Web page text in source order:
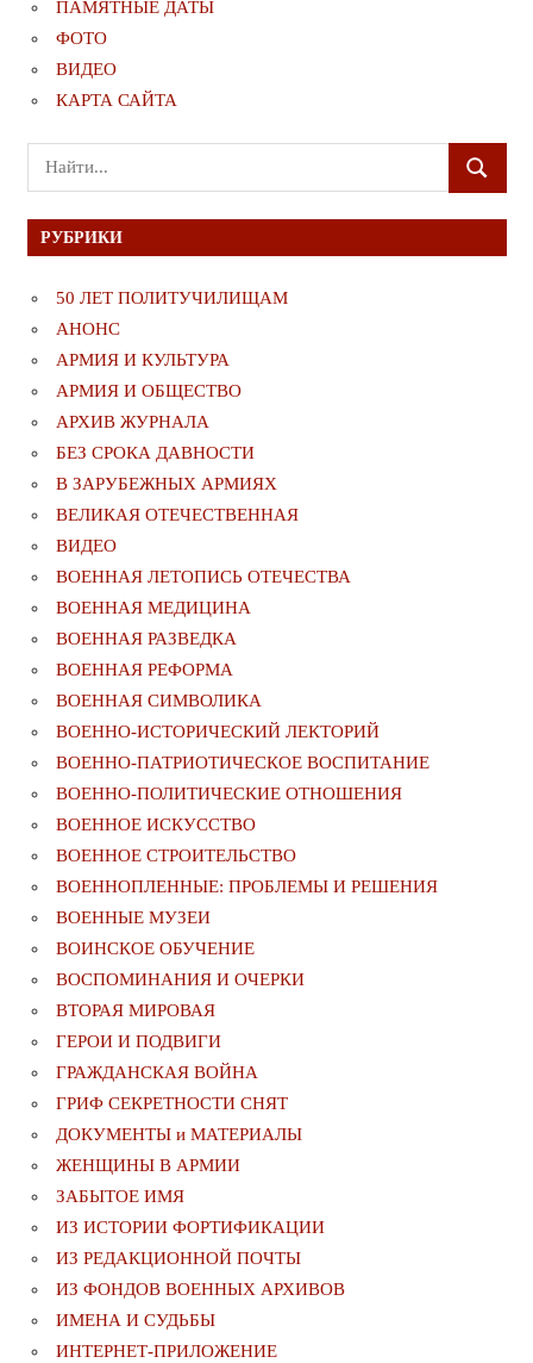
ПАМЯТНЫЕ ДАТЫ
ФОТО
ВИДЕО
КАРТА САЙТА
Поиск
для:
ПОИСК
РУБРИКИ
50 ЛЕТ ПОЛИТУЧИЛИЩАМ
АНОНС
АРМИЯ И КУЛЬТУРА
АРМИЯ И ОБЩЕСТВО
АРХИВ ЖУРНАЛА
БЕЗ СРОКА ДАВНОСТИ
В ЗАРУБЕЖНЫХ АРМИЯХ
ВЕЛИКАЯ ОТЕЧЕСТВЕННАЯ
ВИДЕО
ВОЕННАЯ ЛЕТОПИСЬ ОТЕЧЕСТВА
ВОЕННАЯ МЕДИЦИНА
ВОЕННАЯ РАЗВЕДКА
ВОЕННАЯ РЕФОРМА
ВОЕННАЯ СИМВОЛИКА
ВОЕННО-ИСТОРИЧЕСКИЙ ЛЕКТОРИЙ
ВОЕННО-ПАТРИОТИЧЕСКОЕ ВОСПИТАНИЕ
ВОЕННО-ПОЛИТИЧЕСКИE ОТНОШЕНИЯ
ВОЕННОЕ ИСКУССТВО
ВОЕННОЕ СТРОИТЕЛЬСТВО
ВОЕННОПЛЕННЫЕ: ПРОБЛЕМЫ И РЕШЕНИЯ
ВОЕННЫЕ МУЗЕИ
ВОИНСКОЕ ОБУЧЕНИЕ
ВОСПОМИНАНИЯ И ОЧЕРКИ
ВТОРАЯ МИРОВАЯ
ГЕРОИ И ПОДВИГИ
ГРАЖДАНСКАЯ ВОЙНА
ГРИФ СЕКРЕТНОСТИ СНЯТ
ДОКУМЕНТЫ и МАТЕРИАЛЫ
ЖЕНЩИНЫ В АРМИИ
ЗАБЫТОЕ ИМЯ
ИЗ ИСТОРИИ ФОРТИФИКАЦИИ
ИЗ РЕДАКЦИОННОЙ ПОЧТЫ
ИЗ ФОНДОВ ВОЕННЫХ АРХИВОВ
ИМЕНА И СУДЬБЫ
ИНТЕРНЕТ-ПРИЛОЖЕНИЕ